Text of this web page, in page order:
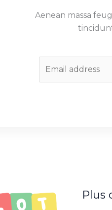
Aenean massa
Plus